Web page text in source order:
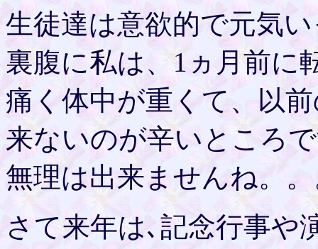
生徒達は意欲的で元気
裏腹に私は、1ヵ月前に
痛く体中が重くて、以
来ないのが辛いところ
無理は出来ませんね。
さて来年は､記念行事や